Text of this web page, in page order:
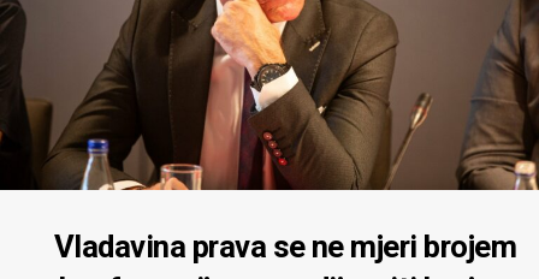
Vladavina prava se ne mjeri brojem